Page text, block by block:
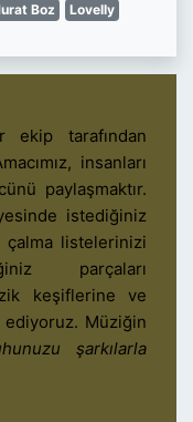
Boz
Lovelly
ekip tarafından
insanları
paylaşmaktır.
istediğiniz
çalma listelerinizi
parçaları
keşiflerine ve
Müziğin
şarkılarla